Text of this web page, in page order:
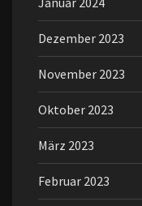
Dezember 2023
November 2023
Oktober 2023
März 2023
Februar 2023